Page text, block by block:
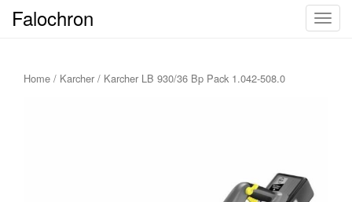
T
Falochron
Home / Karcher / Karcher LB 930/36 Bp Pack 1.042-508.0